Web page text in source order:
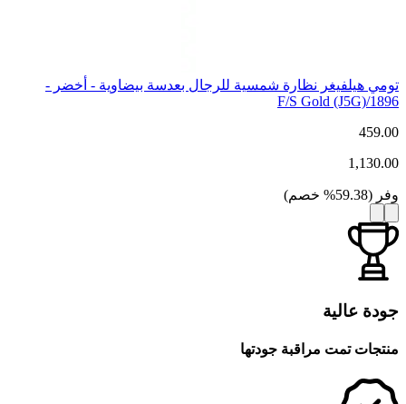
تومي هيلفيغر نظارة شمسية للرجال بعدسة بيضاوية - أخضر -
1896/F/S Gold (J5G)
459.00
1,130.00
وفر (
59.38
% خصم)
جودة عالية
منتجات تمت مراقبة جودتها